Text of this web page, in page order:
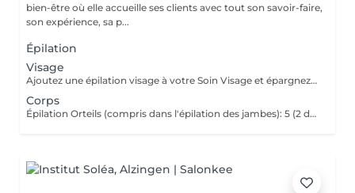
bien-être où elle accueille ses clients avec tout son savoir-faire,
son expérience, sa p...
Épilation
Visage
Ajoutez une épilation visage à votre Soin Visage et épargnez -3
Corps
Épilation Orteils (compris dans l'épilation des jambes): 5 (2 dans une Pédicure)